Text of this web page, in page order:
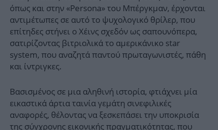
όπως και στην «Ρersona» του Μπέργκμαν, έρχονται
αντιμέτωπες σε αυτό το ψυχολογικό θρίλερ, που
επίτηδες στήνει ο Χέινς σχεδόν ως σαπουνόπερα,
σατιρίζοντας βιτριολικά το αμερικάνικο star
system, που αναζητά παντού πρωταγωνιστές, πάθη
και ίντριγκες.
Βασισμένος σε μια αληθινή ιστορία, φτιάχνει μία
εικαστικά άρτια ταινία γεμάτη σινεφιλικές
αναφορές, θέλοντας να ξεσκεπάσει την υποκρισία
της σύγχρονης εικονικής πραγματικότητας, που